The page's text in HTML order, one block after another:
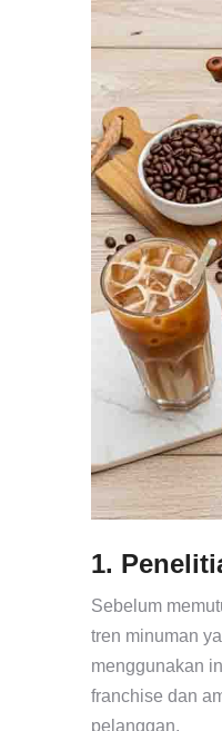
1.
Sebelum
tren minuman
menggunakan
franchise dan
pelanggan.